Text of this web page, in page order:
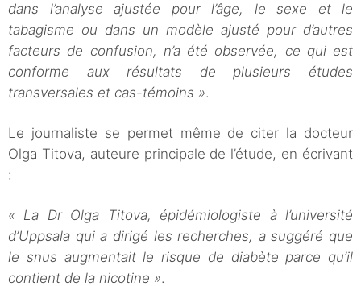
dans l’analyse ajustée pour l’âge, le sexe et le
tabagisme ou dans un modèle ajusté pour d’autres
facteurs de confusion, n’a été observée, ce qui est
conforme aux résultats de plusieurs études
transversales et cas-témoins ».
Le journaliste se permet même de citer la docteur
Olga Titova, auteure principale de l’étude, en écrivant
:
« La Dr Olga Titova, épidémiologiste à l’université
d’Uppsala qui a dirigé les recherches, a suggéré que
le snus augmentait le risque de diabète parce qu’il
contient de la nicotine ».